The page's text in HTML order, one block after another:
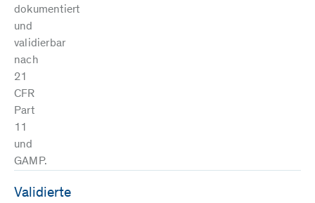
dokumentiert
und
validierbar
nach
21
CFR
Part
11
und
GAMP.
Validierte